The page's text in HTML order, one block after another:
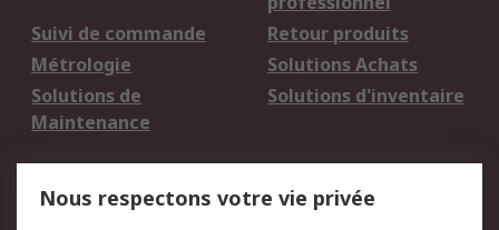
Suivi de commande
Retour produits
Métrologie
Solutions Achats
Solutions de
Maintenance
Solutions d'inventaire
Nous respectons votre vie privée